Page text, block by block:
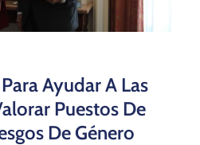
Ayudar A Las
Puestos De
De Género